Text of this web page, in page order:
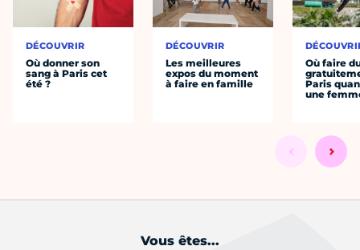
DÉCOUVRIR
Où donner son
sang à Paris cet
été ?
DÉCOUVRIR
Les meilleures
expos du moment
à faire en famille
Où faire
Paris
une
Vous êtes...